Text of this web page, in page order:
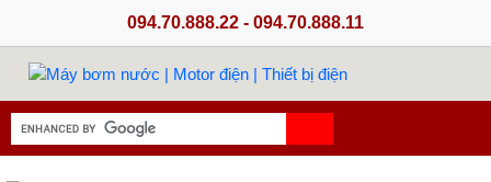
094.70.888.22 - 094.70.888.11